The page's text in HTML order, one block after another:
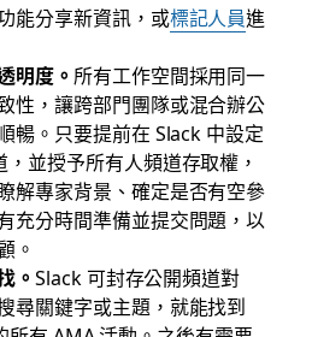
能分享新資訊，或標記人員進
明度。 所有工作空間採用同一
性，讓跨部門團隊或混合辦公
暢。只要提前在 Slack 中設定
並授予所有人頻道存取權，
解專家背景、確定是否有空參
充分時間準備並提交問題，以
。
。Slack 可封存公開頻道對
尋關鍵字或主題，就能找到